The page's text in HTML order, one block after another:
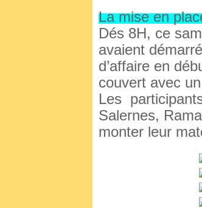
La mise en
Dés 8H, ce
avaient
d’affaire en
couvert avec
Les
Salernes,
monter leur